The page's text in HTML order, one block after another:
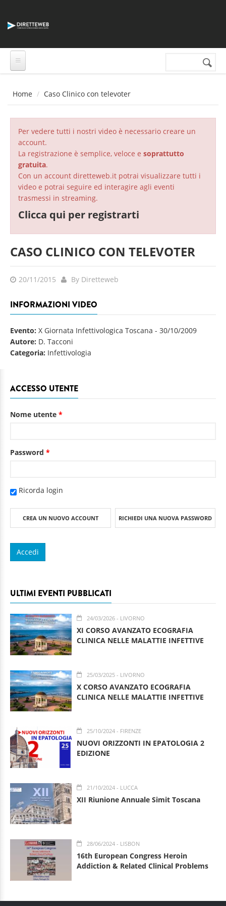
Form di
Cerca nel sito
Home Caso Clinico con televoter
Per vedere tutti i nostri video è necessario creare un
account.
La registrazione è semplice, veloce e soprattutto
gratuita.
Con un account diretteweb.it potrai visualizzare tutti i
video e potrai seguire ed interagire agli eventi
trasmessi in streaming.
Clicca qui per registrarti
CASO CLINICO CON TELEVOTER
20/11/2015 By Diretteweb
INFORMAZIONI VIDEO
Evento: X Giornata Infettivologica Toscana - 30/10/2009
Autore: D. Tacconi
Categoria: Infettivologia
ACCESSO UTENTE
Nome utente *
Password *
Ricorda login
CREA UN NUOVO ACCOUNT RICHIEDI UNA NUOVA PASSWORD
ULTIMI EVENTI PUBBLICATI
24/03/2026 - LIVORNO
XI CORSO AVANZATO ECOGRAFIA
CLINICA NELLE MALATTIE INFETTIVE
25/03/2025 - LIVORNO
X CORSO AVANZATO ECOGRAFIA
CLINICA NELLE MALATTIE INFETTIVE
25/10/2024 - FIRENZE
NUOVI ORIZZONTI IN EPATOLOGIA 2
EDIZIONE
21/10/2024 - LUCCA
XII Riunione Annuale Simit Toscana
28/06/2024 - LISBON
16th European Congress Heroin
Addiction & Related Clinical Problems